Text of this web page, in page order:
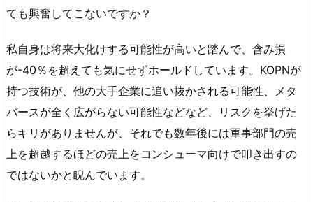
ても興奮してこないですか？
私自身は将来大化けする可能性が高いと踏んで、含み損
が-40％を超えても気にせずホールドしています。KOPNが
持つ技術が、他の大手企業に追い抜かされる可能性、メタ
バースが全く広がらない可能性などなど、リスクを挙げた
らキリがありませんが、それでも数年後には軍事部門の売
上を超越するほどの売上をコンシューマ向けで叩き出すの
ではないかと睨んでいます。